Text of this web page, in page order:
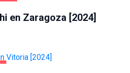
en Zaragoza [2024]